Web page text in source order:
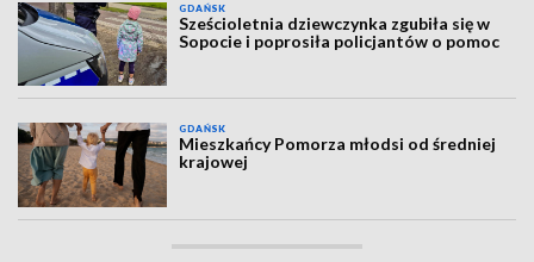
GDAŃSK
Sześcioletnia dziewczynka zgubiła się w
Sopocie i poprosiła policjantów o pomoc
GDAŃSK
Mieszkańcy Pomorza młodsi od średniej
krajowej